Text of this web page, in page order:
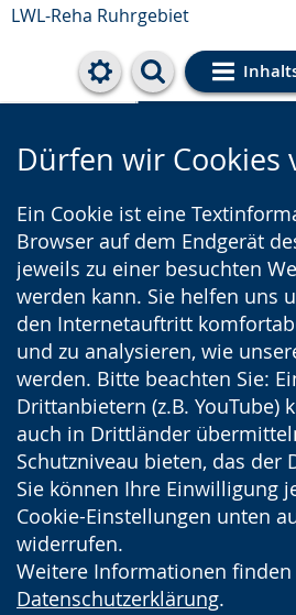
LWL-Reha Ruhrgebiet
Cookie-
Dürfen wir Cookies
Ein Cookie ist eine
Browser auf dem Endgerät
jeweils zu einer besuchten
werden kann. Sie helfen uns
den Internetauftritt
und zu analysieren, wie
werden. Bitte beachten Sie:
Drittanbietern (z.B. YouTube)
auch in Drittländer
Schutzniveau bieten, das der
Sie können Ihre Einwilligung
Cookie-Einstellungen unten
widerrufen.
Weitere Informationen finden
Datenschutzerklärung.